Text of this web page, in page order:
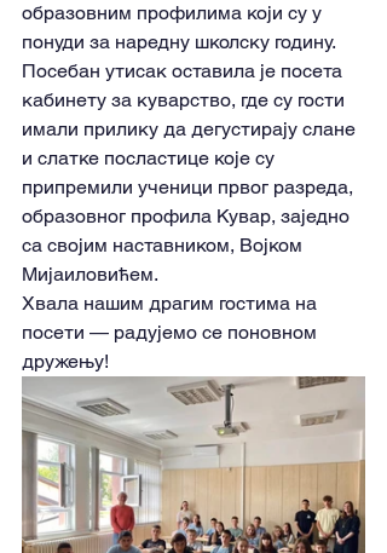
образовним профилима који су у
понуди за наредну школску годину.
Посебан утисак оставила је посета
кабинету за куварство, где су гости
имали прилику да дегустирају слане
и слатке посластице које су
припремили ученици првог разреда,
образовног профила Кувар, заједно
са својим наставником, Војком
Мијаиловићем.
Хвала нашим драгим гостима на
посети — радујемо се поновном
дружењу!